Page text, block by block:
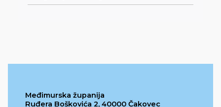
Međimurska županija
Ruđera Boškovića 2, 40000 Čakovec